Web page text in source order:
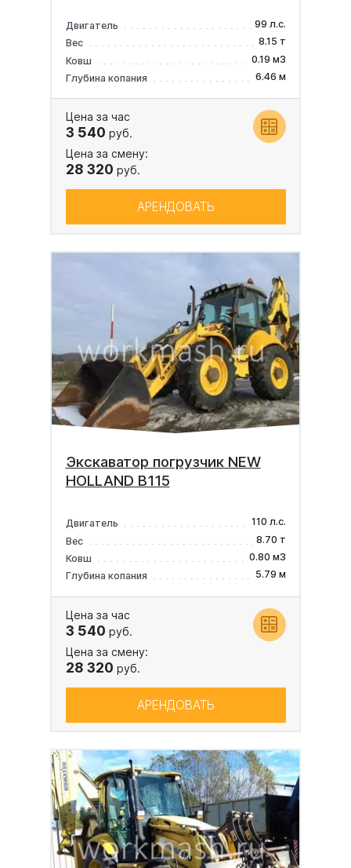
Двигатель
99 л.с.
Вес
8.15 т
Ковш
0.19 м3
Глубина копания
6.46 м
Цена за час
3 540 руб.
Цена за смену:
28 320 руб.
АРЕНДОВАТЬ
Экскаватор погрузчик NEW
HOLLAND B115
Двигатель
110 л.с.
Вес
8.70 т
Ковш
0.80 м3
Глубина копания
5.79 м
Цена за час
3 540 руб.
Цена за смену:
28 320 руб.
АРЕНДОВАТЬ